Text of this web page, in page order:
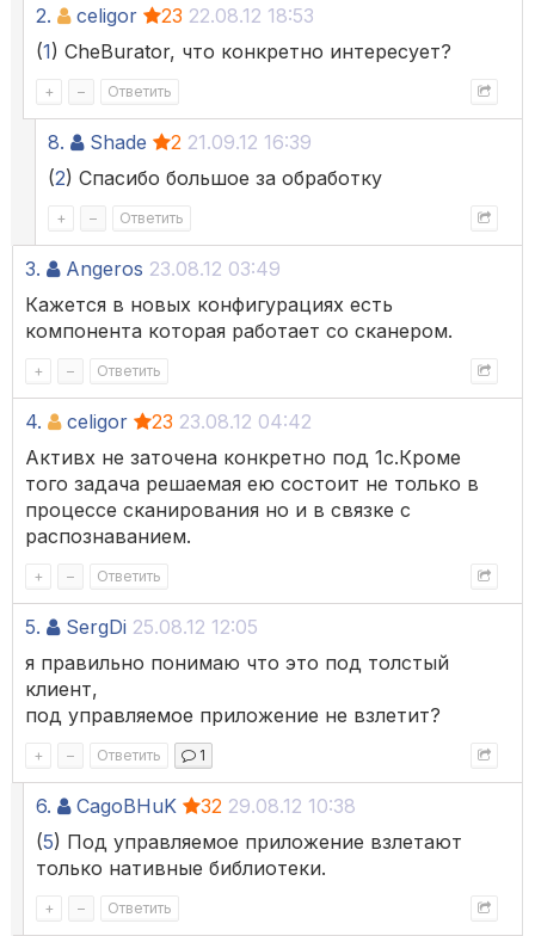
2. celigor 23 22.08.12 18:53
(1) CheBurator, что конкретно интересует?
+ – Ответить
8. Shade 2 21.09.12 16:39
(2) Спасибо большое за обработку
+ – Ответить
3. Angeros 23.08.12 03:49
Кажется в новых конфигурациях есть
компонента которая работает со сканером.
+ – Ответить
4. celigor 23 23.08.12 04:42
Активх не заточена конкретно под 1с.Кроме
того задача решаемая ею состоит не только в
процессе сканирования но и в связке с
распознаванием.
+ – Ответить
5. SergDi 25.08.12 12:05
я правильно понимаю что это под толстый
клиент,
под управляемое приложение не взлетит?
+ – Ответить 1
6. CagoBHuK 32 29.08.12 10:38
(5) Под управляемое приложение взлетают
только нативные библиотеки.
+ – Ответить